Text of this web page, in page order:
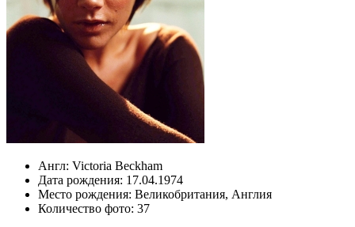
Англ: Victoria Beckham
Дата рождения: 17.04.1974
Место рождения: Великобритания, Англия
Количество фото: 37